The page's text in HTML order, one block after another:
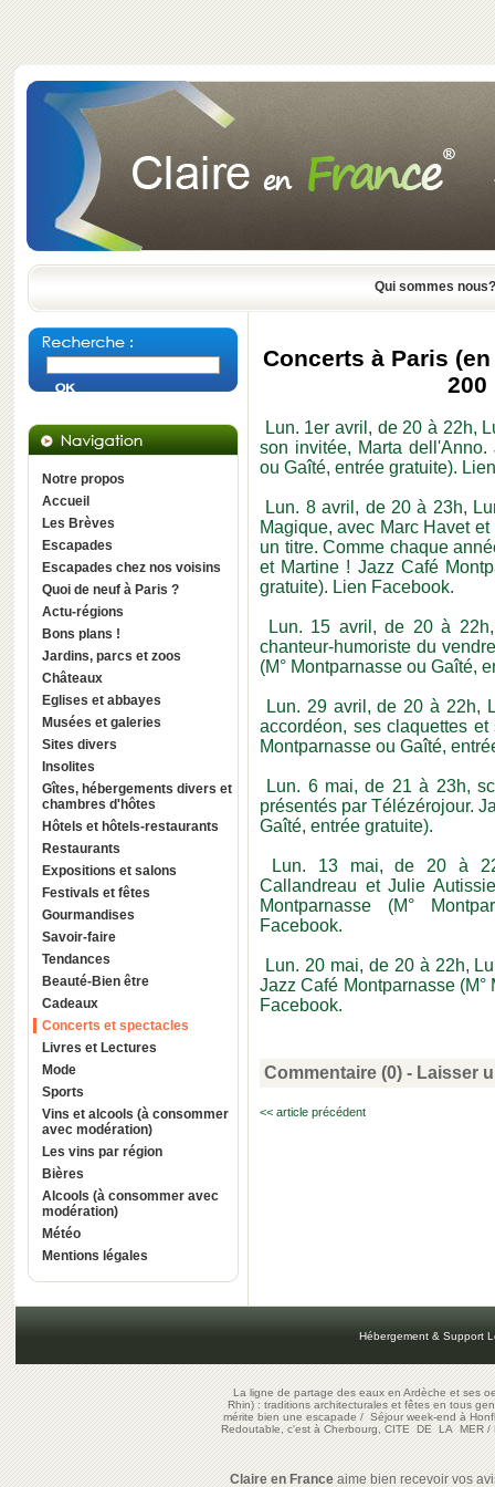
Qui sommes nous?
Notre propos
Accueil
Les Brèves
Escapades
Escapades chez nos voisins
Quoi de neuf à Paris ?
Actu-régions
Bons plans !
Jardins, parcs et zoos
Châteaux
Eglises et abbayes
Musées et galeries
Sites divers
Insolites
Gîtes, hébergements divers et
chambres d'hôtes
Hôtels et hôtels-restaurants
Restaurants
Expositions et salons
Festivals et fêtes
Gourmandises
Savoir-faire
Tendances
Beauté-Bien être
Cadeaux
Concerts et spectacles
Livres et Lectures
Mode
Sports
Vins et alcools (à consommer
avec modération)
Les vins par région
Bières
Alcools (à consommer avec
modération)
Météo
Mentions légales
Concerts à Paris
200
Lun. 1er avril, de 20 à 22h,
son invitée, Marta dell'Anno.
ou Gaîté, entrée gratuite).
Lun. 8 avril, de 20 à 23h,
Magique, avec Marc Havet
un titre. Comme chaque
et Martine ! Jazz Café
gratuite). Lien Facebook.
Lun. 15 avril, de 20 à
chanteur-humoriste du
(M° Montparnasse ou Gaîté,
Lun. 29 avril, de 20 à 22h,
accordéon, ses claquettes
Montparnasse ou Gaîté,
Lun. 6 mai, de 21 à 23h,
présentés par Télézérojour.
Gaîté, entrée gratuite).
Lun. 13 mai, de 20 à
Callandreau et Julie
Montparnasse (M°
Facebook.
Lun. 20 mai, de 20 à 22h,
Jazz Café Montparnasse
Facebook.
Commentaire (0) - Laisser
<< article précédent
Hébergement & Support
La ligne de partage des eaux en Ardèche et ses
Rhin) : traditions architecturales et fêtes en tous
mérite bien une escapade/Séjour week-end à
Redoutable, c'est à Cherbourg, CITE DE LA MER/
Claire en Franceaime bien recevoir vos